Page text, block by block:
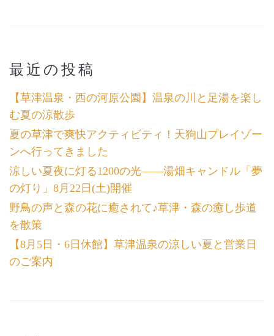
最近の投稿
【草津温泉・西の河原公園】温泉の川と足湯を楽し
む夏の涼散歩
夏の草津で爽快アクティビティ！天狗山プレイゾー
ンへ行ってきました
涼しい夏夜に灯る1200の光――湯畑キャンドル「夢
の灯り」8月22日(土)開催
野鳥の声と森の花に癒されて♪草津・森の癒し歩道
を散策
【8月5日・6日休館】草津温泉の涼しい夏と営業日
のご案内